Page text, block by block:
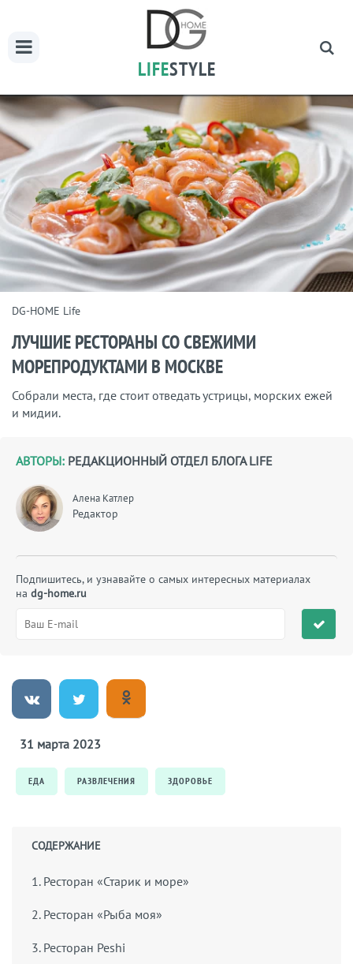
LIFESTYLE
DG-HOME Life
ЛУЧШИЕ РЕСТОРАНЫ СО СВЕЖИМИ
МОРЕПРОДУКТАМИ В МОСКВЕ
Собрали места, где стоит отведать устрицы, морских ежей
и мидии.
АВТОРЫ: РЕДАКЦИОННЫЙ ОТДЕЛ БЛОГА LIFE
Алена Катлер
Редактор
Подпишитесь, и узнавайте о самых интересных материалах
на dg-home.ru
31 марта 2023
ЕДА РАЗВЛЕЧЕНИЯ ЗДОРОВЬЕ
СОДЕРЖАНИЕ
1. Ресторан «Старик и море»
2. Ресторан «Рыба моя»
3. Ресторан Peshi